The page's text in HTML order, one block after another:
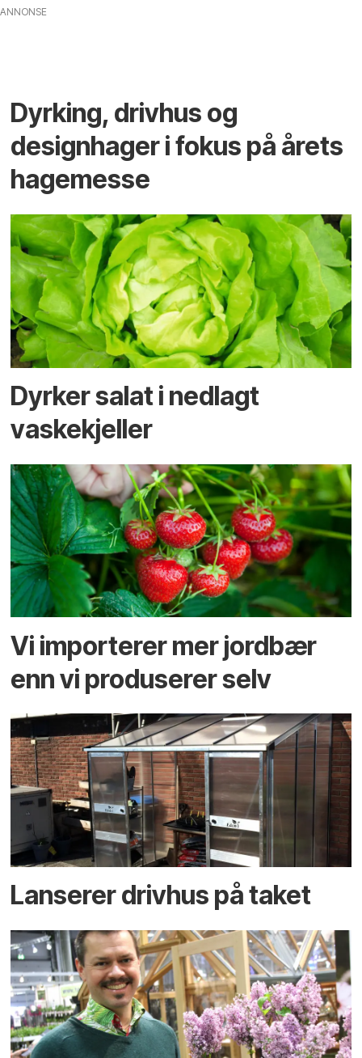
ANNONSE
Dyrking, drivhus og
designhager i fokus på årets
hagemesse
Dyrker salat i nedlagt
vaskekjeller
Vi importerer mer jordbær
enn vi produserer selv
Lanserer drivhus på taket